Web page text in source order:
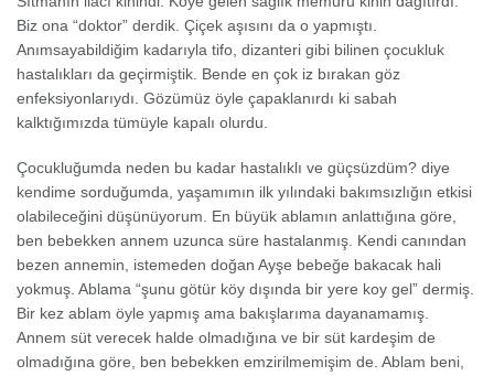
Biz ona “doktor” derdik. Çiçek aşısını da o yapmıştı.
Anımsayabildiğim kadarıyla tifo, dizanteri gibi bilinen çocukluk
hastalıkları da geçirmiştik. Bende en çok iz bırakan göz
enfeksiyonlarıydı. Gözümüz öyle çapaklanırdı ki sabah
kalktığımızda tümüyle kapalı olurdu.
Çocukluğumda neden bu kadar hastalıklı ve güçsüzdüm? diye
kendime sorduğumda, yaşamımın ilk yılındaki bakımsızlığın etkisi
olabileceğini düşünüyorum. En büyük ablamın anlattığına göre,
ben bebekken annem uzunca süre hastalanmış. Kendi canından
bezen annemin, istemeden doğan Ayşe bebeğe bakacak hali
yokmuş. Ablama “şunu götür köy dışında bir yere koy gel” dermiş.
Bir kez ablam öyle yapmış ama bakışlarıma dayanamamış.
Annem süt verecek halde olmadığına ve bir süt kardeşim de
olmadığına göre, ben bebekken emzirilmemişim de. Ablam beni,